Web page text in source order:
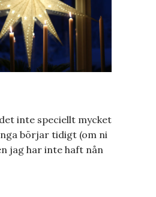
inte speciellt mycket
börjar tidigt (om ni
jag har inte haft nån